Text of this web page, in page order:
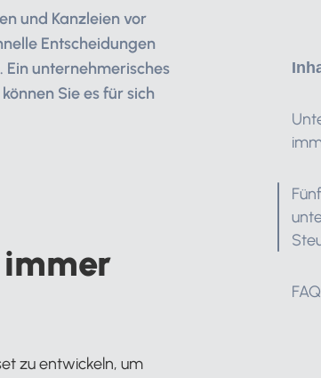
und Kanzleien vor
Entscheidungen
unternehmerisches
Sie es für sich
zu entwickeln, um